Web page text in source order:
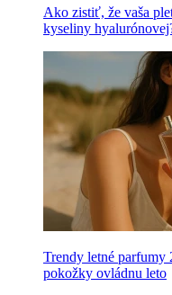
Ako zistiť, že vaša
kyseliny
Trendy letné parfumy
pokožky ovládnu leto